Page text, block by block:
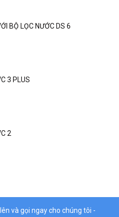
BỘ LỌC NƯỚC DS 6
3 PLUS
2
và gọi ngay cho chúng tôi -